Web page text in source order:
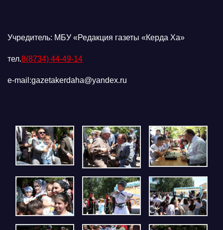
Учредитель: МБУ «Редакция газеты «Керда Ха»
тел.8(8734) 44-49-14
e-mail:gazetakerdaha@yandex.ru